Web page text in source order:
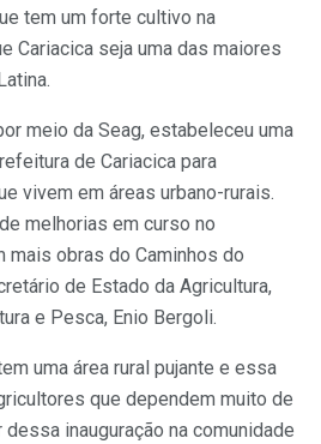
tem um forte cultivo na
Cariacica seja uma das maiores
meio da Seag, estabeleceu uma
de Cariacica para
vivem em áreas urbano-rurais.
melhorias em curso no
mais obras do Caminhos do
de Estado da Agricultura,
e Pesca, Enio Bergoli.
uma área rural pujante e essa
que dependem muito de
inauguração na comunidade